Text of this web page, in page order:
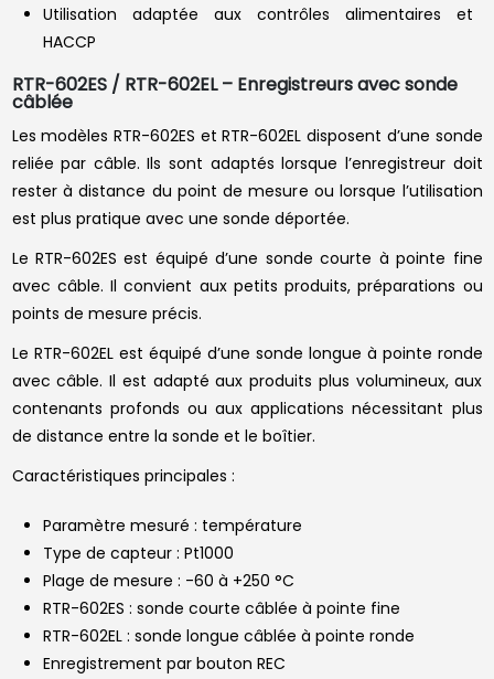
Utilisation adaptée aux contrôles alimentaires et
HACCP
RTR-602ES / RTR-602EL – Enregistreurs avec sonde
câblée
Les modèles RTR-602ES et RTR-602EL disposent d’une sonde
reliée par câble. Ils sont adaptés lorsque l’enregistreur doit
rester à distance du point de mesure ou lorsque l’utilisation
est plus pratique avec une sonde déportée.
Le RTR-602ES est équipé d’une sonde courte à pointe fine
avec câble. Il convient aux petits produits, préparations ou
points de mesure précis.
Le RTR-602EL est équipé d’une sonde longue à pointe ronde
avec câble. Il est adapté aux produits plus volumineux, aux
contenants profonds ou aux applications nécessitant plus
de distance entre la sonde et le boîtier.
Caractéristiques principales :
Paramètre mesuré : température
Type de capteur : Pt1000
Plage de mesure : -60 à +250 °C
RTR-602ES : sonde courte câblée à pointe fine
RTR-602EL : sonde longue câblée à pointe ronde
Enregistrement par bouton REC